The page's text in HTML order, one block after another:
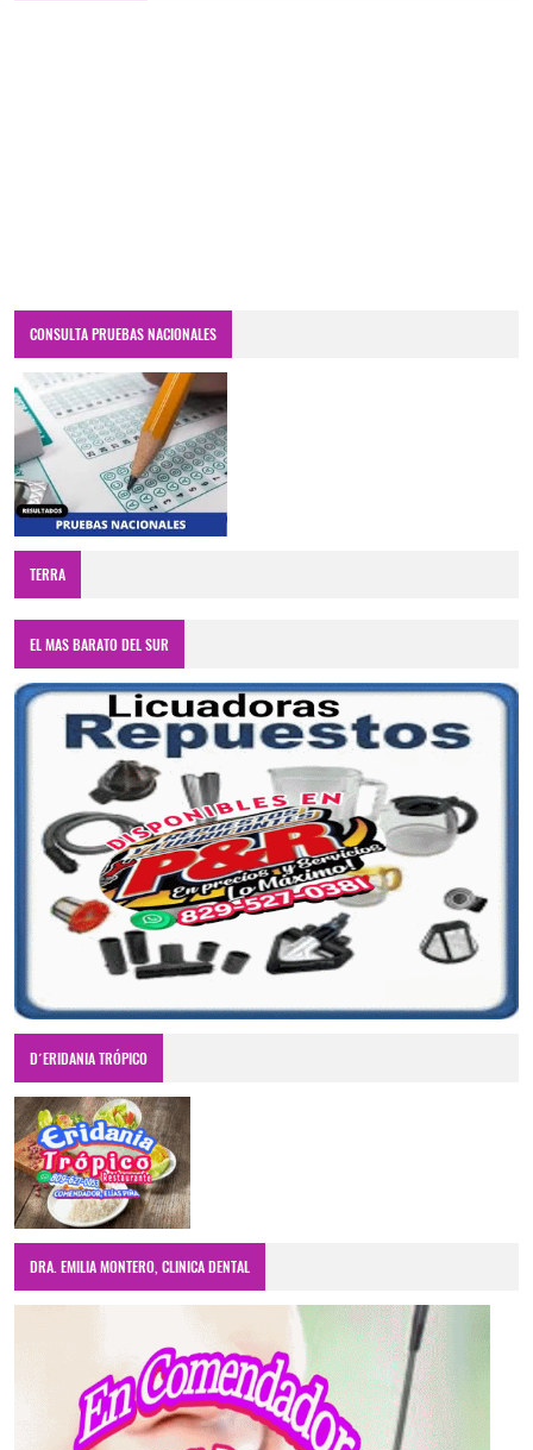
CONSULTA PRUEBAS NACIONALES
TERRA
EL MAS BARATO DEL SUR
D´ERIDANIA TRÓPICO
DRA. EMILIA MONTERO, CLINICA DENTAL